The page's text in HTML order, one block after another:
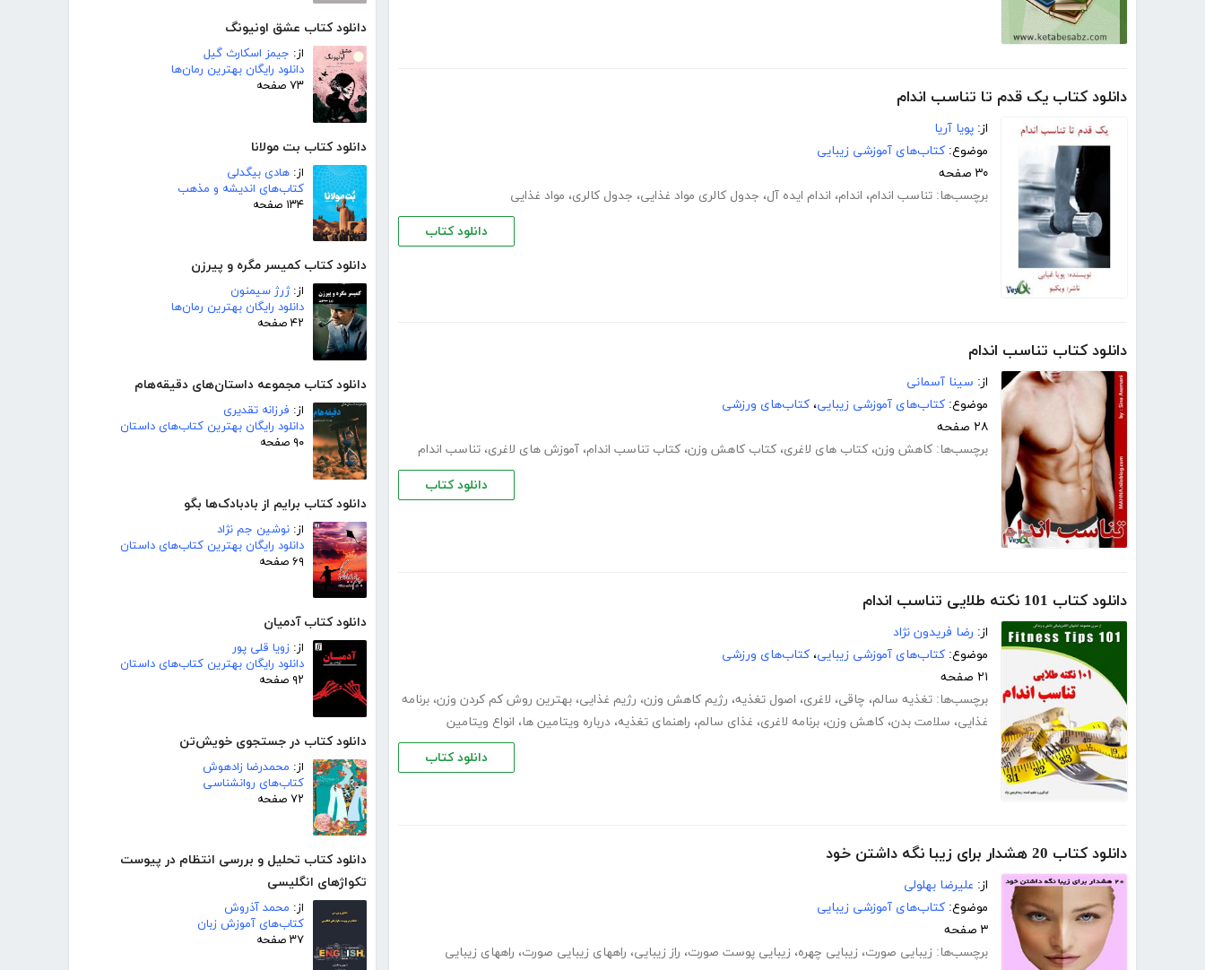
دانلود کتاب عشق اونیونگ
از: جیمز اسکارث گیل
دانلود رایگان بهترین رمان‌ها
۷۳ صفحه
دانلود کتاب بت مولانا
از: هادی بیگدلی
کتاب‌های اندیشه و مذهب
۱۳۴ صفحه
دانلود کتاب کمیسر مگره و پیرزن
از:ژرژ سیمنون
دانلود رایگان بهترین رمان‌ها
۴۲ صفحه
دانلود کتاب مجموعه داستان‌های دقیقه‌هام
از: فرزانه تقدیری
دانلود رایگان بهترین کتاب‌های داستان
۹۰ صفحه
دانلود کتاب برایم از بادبادک‌ها بگو
از: نوشین جم نژاد
دانلود رایگان بهترین کتاب‌های داستان
۶۹ صفحه
دانلود کتاب آدمیان
از: زویا قلی پور
دانلود رایگان بهترین کتاب‌های داستان
۹۲ صفحه
دانلود کتاب در جستجوی خویش‌تن
از: محمدرضا زادهوش
کتاب‌های روانشناسی
۷۲ صفحه
دانلود کتاب تحلیل و بررسی انتظام در پیوست
تکواژهای انگلیسی
از: محمد آذروش
کتاب‌های آموزش زبان
۳۷ صفحه
دانلود کتاب یک قدم تا تناسب اندام
از: پویا آریا
موضوع: کتاب‌های آموزشی زیبایی
۳۰ صفحه
برچسب‌ها: تناسب اندام، اندام، اندام ایده آل، جدول کالری مواد غذایی، جدول کالری، مواد غذایی
دانلود کتاب
دانلود کتاب تناسب اندام
از: سینا آسمانی
موضوع: کتاب‌های آموزشی زیبایی، کتاب‌های ورزشی
۲۸ صفحه
برچسب‌ها: کاهش وزن، کتاب های لاغری، کتاب کاهش وزن، کتاب تناسب اندام، آموزش های لاغری، تناسب اندام
دانلود کتاب
دانلود کتاب 101 نکته طلایی تناسب اندام
از: رضا فریدون نژاد
موضوع: کتاب‌های آموزشی زیبایی، کتاب‌های ورزشی
۲۱ صفحه
برچسب‌ها: تغذیه سالم، چاقی، لاغری، اصول تغذیه، رژیم کاهش وزن، رژیم غذایی، بهترین روش کم کردن وزن، برنامه
غذایی، سلامت بدن، کاهش وزن، برنامه لاغری، غذای سالم، راهنمای تغذیه، درباره ویتامین ها، انواع ویتامین
دانلود کتاب
دانلود کتاب 20 هشدار برای زیبا نگه داشتن خود
از: علیرضا بهلولی
موضوع: کتاب‌های آموزشی زیبایی
۳ صفحه
برچسب‌ها: زیبایی صورت، زیبایی چهره، زیبایی پوست صورت، راز زیبایی، راههای زیبایی صورت، راههای زیبایی